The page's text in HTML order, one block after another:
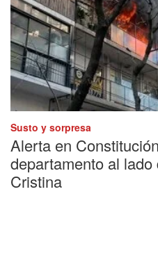
Susto y sorpresa
Alerta en
departamento al
Cristina